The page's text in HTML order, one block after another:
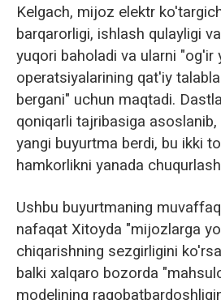
Kelgach, mijoz elektr
barqarorligi, ishlash qulayligi
yuqori baholadi va ularni "og'ir
operatsiyalarining qat'iy
bergani" uchun maqtadi.
qoniqarli tajribasiga
yangi buyurtma berdi, bu ikki
hamkorlikni yanada
Ushbu buyurtmaning
nafaqat Xitoyda "mijozlarga
chiqarishning sezgirligini
balki xalqaro bozorda
modelining